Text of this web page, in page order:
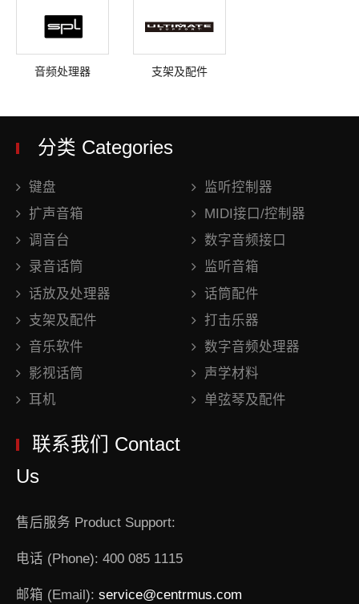
音频处理器 支架及配件
分类 Categories
键盘
监听控制器
扩声音箱
MIDI接口/控制器
调音台
数字音频接口
录音话筒
监听音箱
话放及处理器
话筒配件
支架及配件
打击乐器
音乐软件
数字音频处理器
影视话筒
声学材料
耳机
单弦琴及配件
联系我们 Contact
Us
售后服务 Product Support:
电话 (Phone): 400 085 1115
邮箱 (Email): service@centrmus.com